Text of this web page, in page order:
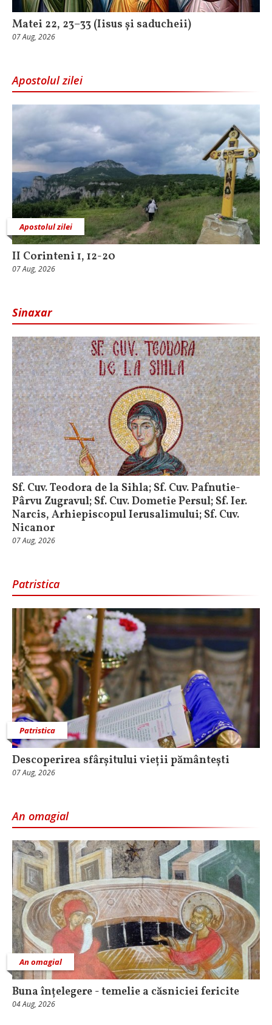
Matei 22, 23–33 (Iisus și saducheii)
07 Aug, 2026
Apostolul zilei
Apostolul zilei
II Corinteni 1, 12-20
07 Aug, 2026
Sinaxar
Sf. Cuv. Teodora de la Sihla; Sf. Cuv. Pafnutie-
Pârvu Zugravul; Sf. Cuv. Dometie Persul; Sf. Ier.
Narcis, Arhiepiscopul Ierusalimului; Sf. Cuv.
Nicanor
07 Aug, 2026
Patristica
Patristica
Descoperirea sfârșitului vieții pământești
07 Aug, 2026
An omagial
An omagial
Buna înțelegere - temelie a căsniciei fericite
04 Aug, 2026